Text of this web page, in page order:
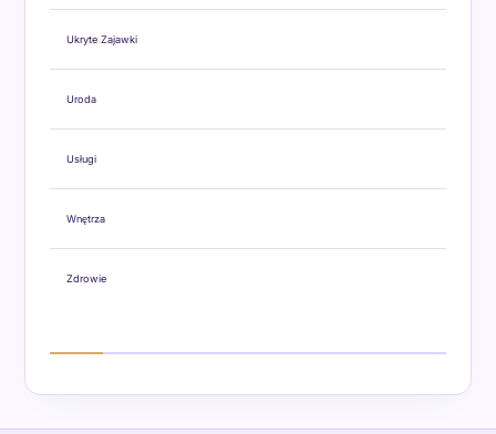
Ukryte Zajawki
Uroda
Usługi
Wnętrza
Zdrowie